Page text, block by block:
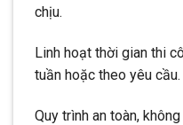
chịu.
Linh hoạt thời gian thi
tuần hoặc theo yêu cầu.
Quy trình an toàn,